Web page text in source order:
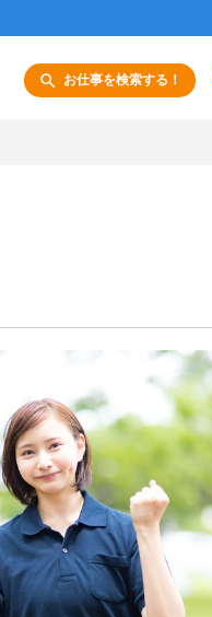
お仕事を検索する！